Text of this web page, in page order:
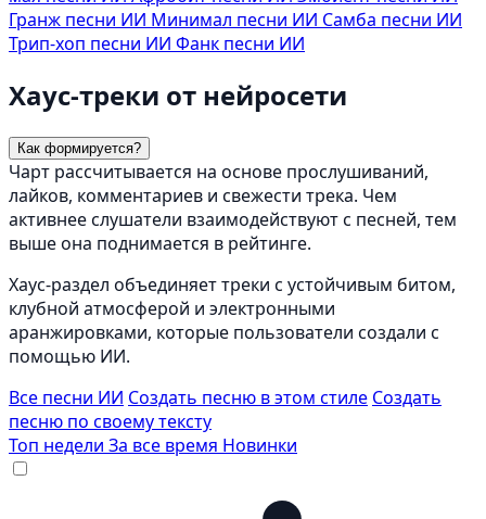
Гранж песни ИИ Минимал песни ИИ Самба песни ИИ
Трип-хоп песни ИИ Фанк песни ИИ
Хаус-треки от нейросети
Как формируется?
Чарт рассчитывается на основе прослушиваний,
лайков, комментариев и свежести трека. Чем
активнее слушатели взаимодействуют с песней, тем
выше она поднимается в рейтинге.
Хаус-раздел объединяет треки с устойчивым битом,
клубной атмосферой и электронными
аранжировками, которые пользователи создали с
помощью ИИ.
Все песни ИИ Создать песню в этом стиле Создать
песню по своему тексту
Топ недели За все время Новинки